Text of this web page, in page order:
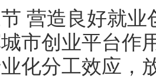
造良好就业
创业平台作用
化分工效应，